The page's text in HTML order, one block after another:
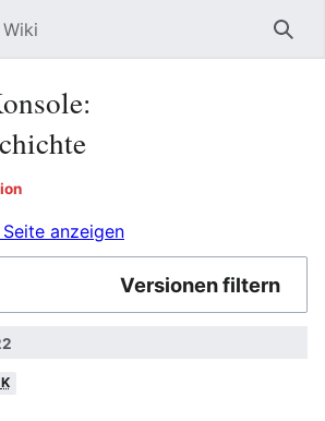
anzeigen
Versionen filtern
K